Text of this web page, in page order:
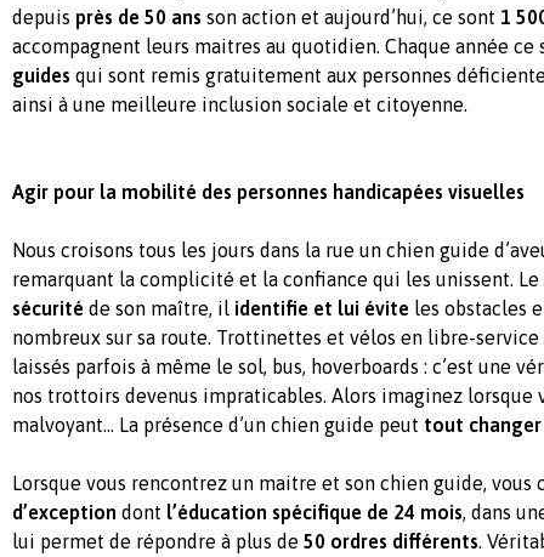
depuis près de 50 ans son action et aujourd’hui, ce sont 1
accompagnent leurs maitres au quotidien. Chaque année ce
guides qui sont remis gratuitement aux personnes
ainsi à une meilleure inclusion sociale et citoyenne.
Agir pour la mobilité des personnes handicapées visuelles
Nous croisons tous les jours dans la rue un chien guide
remarquant la complicité et la confiance qui les unissent.
sécurité de son maître, il identifie et lui évite les obstacles
nombreux sur sa route. Trottinettes et vélos en libre-service
laissés parfois à même le sol, bus, hoverboards : c’est une
nos trottoirs devenus impraticables. Alors imaginez lorsque
malvoyant... La présence d’un chien guide peut tout changer
Lorsque vous rencontrez un maitre et son chien guide, vous
d’exception dont l’éducation spécifique de 24 mois, dans
lui permet de répondre à plus de 50 ordres différents.